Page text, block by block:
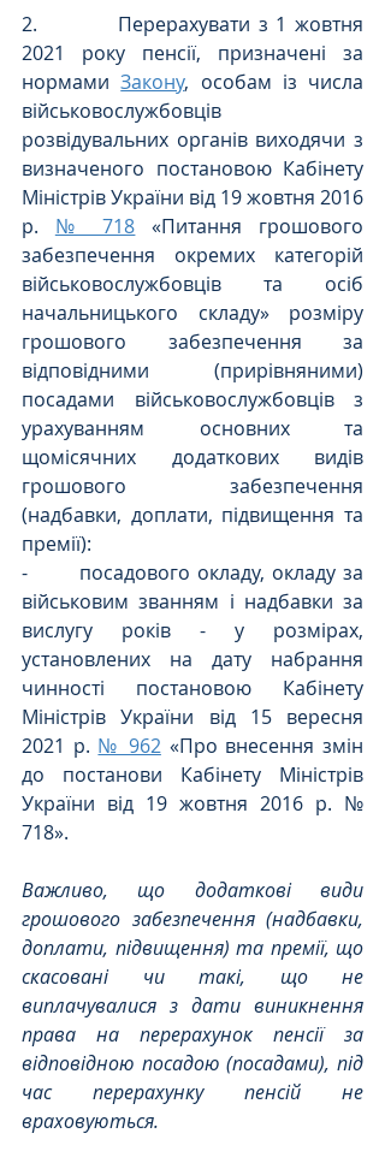
2.          Перерахувати з 1 жовтня
2021 року пенсії, призначені за
нормами Закону, особам із числа
військовослужбовців
розвідувальних органів виходячи з
визначеного постановою Кабінету
Міністрів України від 19 жовтня 2016
р. № 718 «Питання грошового
забезпечення окремих категорій
військовослужбовців та осіб
начальницького складу» розміру
грошового забезпечення за
відповідними (прирівняними)
посадами військовослужбовців з
урахуванням основних та
щомісячних додаткових видів
грошового забезпечення
(надбавки, доплати, підвищення та
премії):
-       посадового окладу, окладу за
військовим званням і надбавки за
вислугу років - у розмірах,
установлених на дату набрання
чинності постановою Кабінету
Міністрів України від 15 вересня
2021 р. № 962 «Про внесення змін
до постанови Кабінету Міністрів
України від 19 жовтня 2016 р. №
718».
Важливо, що додаткові види
грошового забезпечення (надбавки,
доплати, підвищення) та премії, що
скасовані чи такі, що не
виплачувалися з дати виникнення
права на перерахунок пенсії за
відповідною посадою (посадами), під
час перерахунку пенсій не
враховуються.